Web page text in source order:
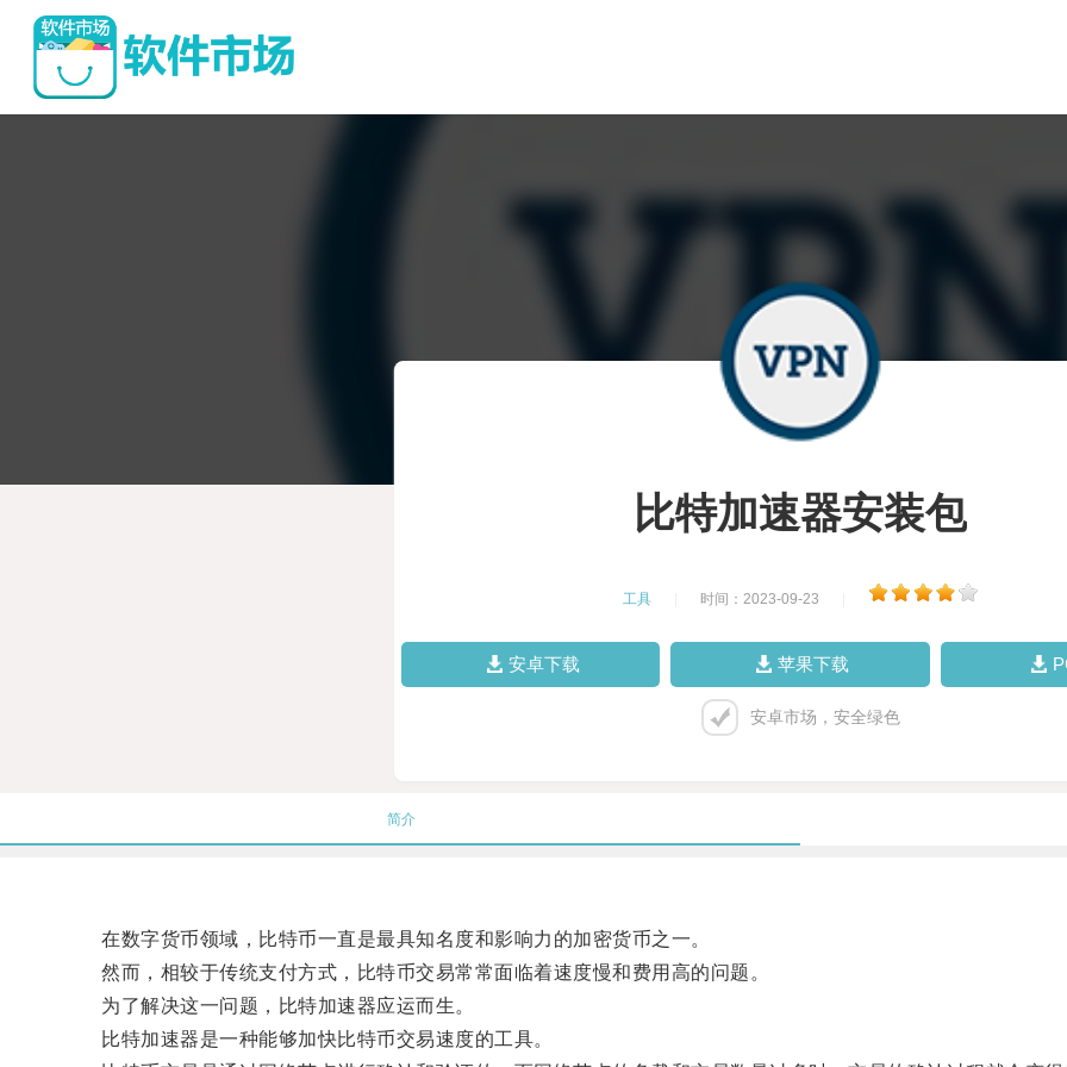
比特加速器安装包
工具 时间：2023-09-23
安卓下载 苹果下载
安卓市场，安全绿色
简介
在数字货币领域，比特币一直是最具知名度和影响力的加密货币之一。
然而，相较于传统支付方式，比特币交易常常面临着速度慢和费用高的问题。
为了解决这一问题，比特加速器应运而生。
比特加速器是一种能够加快比特币交易速度的工具。